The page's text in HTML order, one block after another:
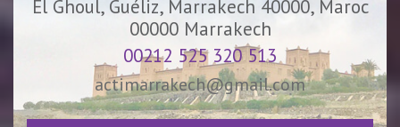
El Ghoul, Guéliz, Marrakech 40000, Maroc
00000 Marrakech
00212 525 320 513
actimarrakech@gmail.com